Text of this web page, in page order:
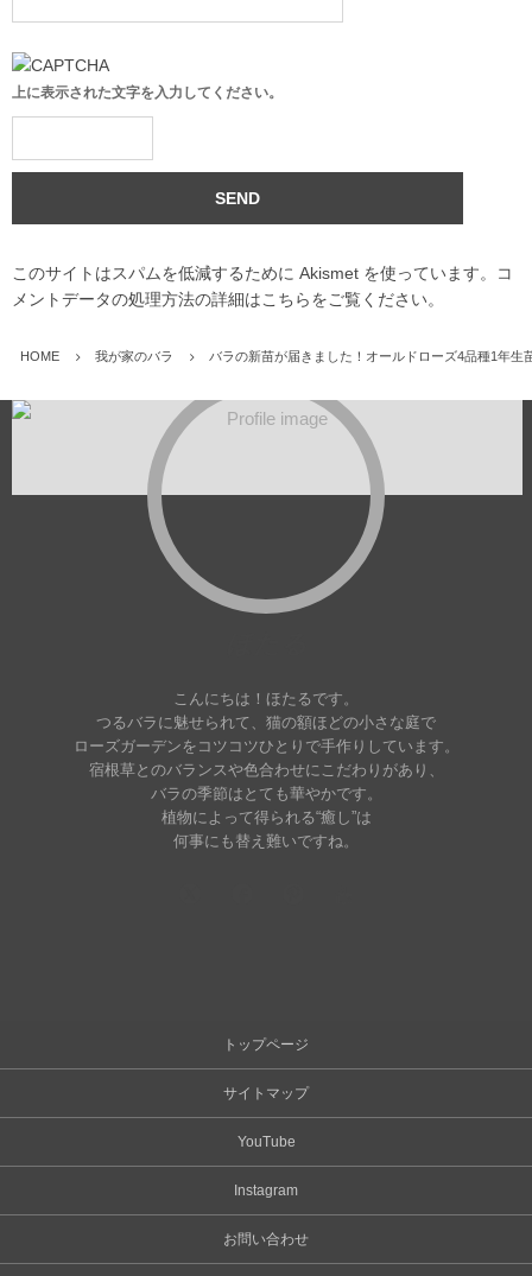
上に表示された文字を入力してください。
このサイトはスパムを低減するために Akismet を使っています。
コ
メントデータの処理方法の詳細はこちらをご覧ください。
HOME 我が家のバラ バラの新苗が届きました！オールドローズ4品種1年生
こんにちは！ほたるです。
つるバラに魅せられて、猫の額ほどの小さな庭で
ローズガーデンをコツコツひとりで手作りしています。
宿根草とのバランスや色合わせにこだわりがあり、
バラの季節はとても華やかです。
植物によって得られる“癒し”は
何事にも替え難いですね。
トップページ
サイトマップ
YouTube
Instagram
お問い合わせ